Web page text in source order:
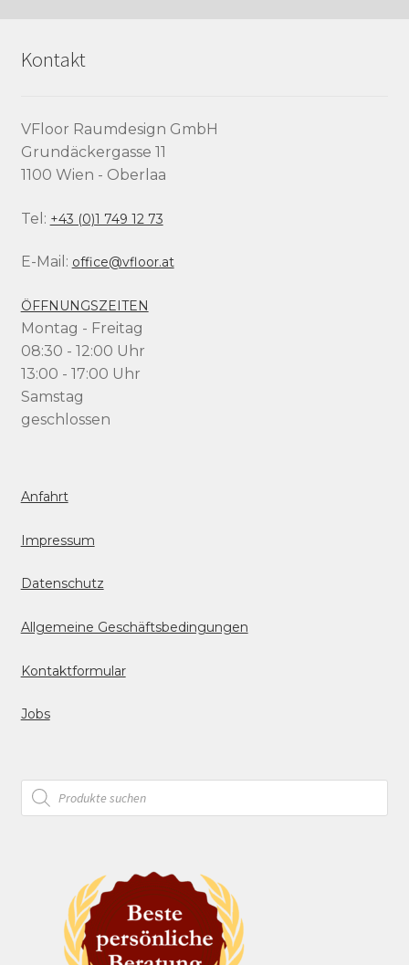
Kontakt
VFloor Raumdesign GmbH
Grundäckergasse 11
1100 Wien - Oberlaa
Tel: +43 (0)1 749 12 73
E-Mail: office@vfloor.at
ÖFFNUNGSZEITEN
Montag - Freitag
08:30 - 12:00 Uhr
13:00 - 17:00 Uhr
Samstag
geschlossen
Anfahrt
Impressum
Datenschutz
Allgemeine Geschäftsbedingungen
Kontaktformular
Jobs
Products
search